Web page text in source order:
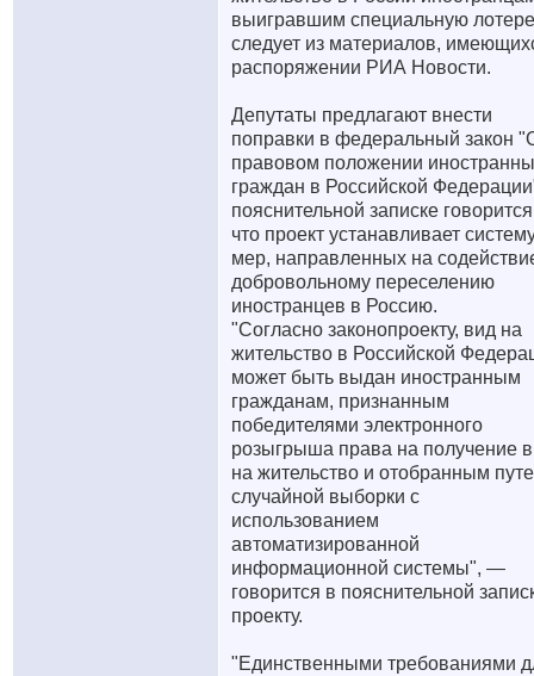
выигравшим специальную
следует из материалов,
распоряжении РИА Новости.
Депутаты предлагают внести
поправки в федеральный закон
правовом положении
граждан в Российской
пояснительной записке
что проект устанавливает
мер, направленных на
добровольному переселению
иностранцев в Россию.
"Согласно законопроекту, вид на
жительство в Российской
может быть выдан иностранным
гражданам, признанным
победителями электронного
розыгрыша права на получение
на жительство и отобранным
случайной выборки с
использованием
автоматизированной
информационной системы", —
говорится в пояснительной
проекту.
"Единственными требованиями